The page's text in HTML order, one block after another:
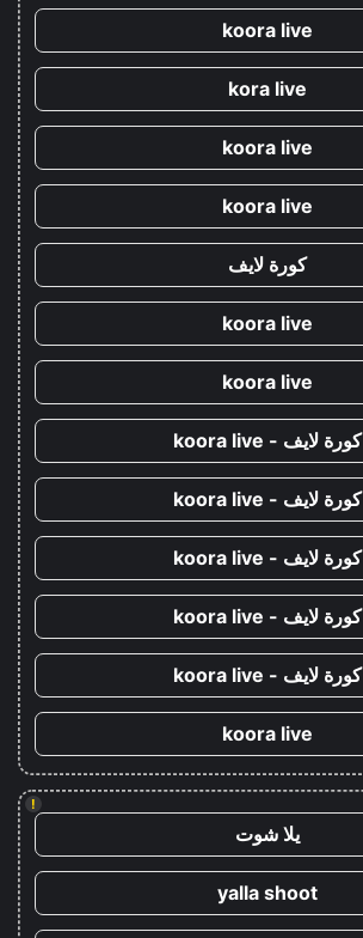
koora live
kora live
koora live
koora live
كورة لايف
koora live
koora live
كورة لايف - koora live
كورة لايف - koora live
كورة لايف - koora live
كورة لايف - koora live
كورة لايف - koora live
koora live
!
يلا شوت
yalla shoot